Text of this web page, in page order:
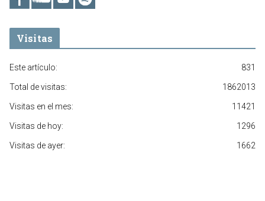
Visitas
831
Este artículo:
1862013
Total de visitas:
11421
Visitas en el mes:
1296
Visitas de hoy:
1662
Visitas de ayer: